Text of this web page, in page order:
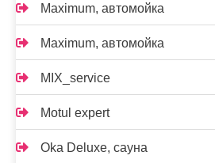
Maximum, автомойка
Maximum, автомойка
MIX_service
Motul expert
Oka Deluxe, сауна